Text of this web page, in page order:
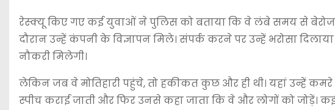
रेस्क्यू किए गए कई युवाओं ने पुलिस को बताया कि वे लंबे समय से
दौरान उन्हें कंपनी के विज्ञापन मिले। संपर्क करने पर उन्हें भरोसा
नौकरी मिलेगी।
लेकिन जब वे मोतिहारी पहुंचे, तो हकीकत कुछ और ही थी। यहां उन्हें
स्पीच कराई जाती और फिर उनसे कहा जाता कि वे और लोगों को